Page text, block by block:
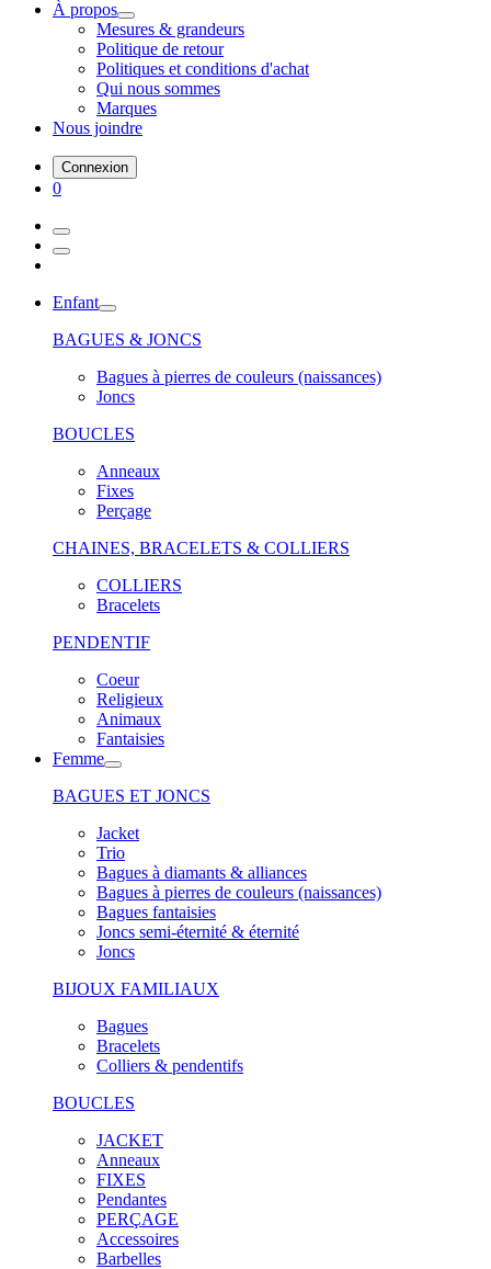
À propos
Mesures & grandeurs
Politique de retour
Politiques et conditions d'achat
Qui nous sommes
Marques
Nous joindre
Connexion
0
Enfant
BAGUES & JONCS
Bagues à pierres de couleurs (naissances)
Joncs
BOUCLES
Anneaux
Fixes
Perçage
CHAINES, BRACELETS & COLLIERS
COLLIERS
Bracelets
PENDENTIF
Coeur
Religieux
Animaux
Fantaisies
Femme
BAGUES ET JONCS
Jacket
Trio
Bagues à diamants & alliances
Bagues à pierres de couleurs (naissances)
Bagues fantaisies
Joncs semi-éternité & éternité
Joncs
BIJOUX FAMILIAUX
Bagues
Bracelets
Colliers & pendentifs
BOUCLES
JACKET
Anneaux
FIXES
Pendantes
PERÇAGE
Accessoires
Barbelles